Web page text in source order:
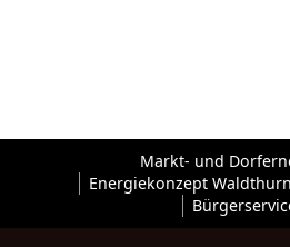
Markt- und
Energiekonzept Waldthurn